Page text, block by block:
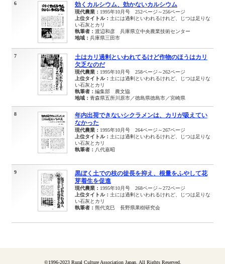
6 効くカルシウム、効かないカルシウム
現代農業： 1995年10月号 252ページ～256ページ
上位タイトル： 土には過剰といわれるけれど、じつは足りな
い石灰とカリ
執筆者： 渡辺和彦 兵庫県立中央農業技術センター
地域： 兵庫県三田市
7
土はカリ過剰といわれてるけど作物のほうはカリ
欠乏なのだ
現代農業： 1995年10月号 258ページ～262ページ
上位タイトル： 土には過剰といわれるけれど、じつは足りな
い石灰とカリ
執筆者： 編集部 農文協
地域： 青森県五所川原市／徳島県徳島市／宮崎県
8
年内出荷できないシクラメンは、カリが吸えてい
なかった
現代農業： 1995年10月号 264ページ～267ページ
上位タイトル： 土には過剰といわれるけれど、じつは足りな
い石灰とカリ
執筆者： 八代嘉昭
9
黒ぼく土での枝の徒長を抑え、根量をふやして花
芽着生を促進
現代農業： 1995年10月号 268ページ～272ページ
上位タイトル： 土には過剰といわれるけれど、じつは足りな
い石灰とカリ
執筆者： 熊代克巳 長野県果樹研究会
©1996-2023 Rural Culture Association Japan. All Rights Reserved.